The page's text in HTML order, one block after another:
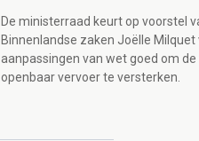
De ministerraad keurt op voorstel
Binnenlandse zaken Joëlle
aanpassingen van wet goed om
openbaar vervoer te versterken.